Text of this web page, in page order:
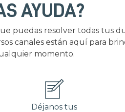
AYUDA?
puedas resolver todas tus
canales están aquí para
momento.
Déjanos tus